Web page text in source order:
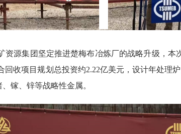
资源集团坚定推进楚梅布冶炼厂的战略升级，
收项目规划总投资约2.22亿美元，设计年处理
镓、锌等战略性金属。